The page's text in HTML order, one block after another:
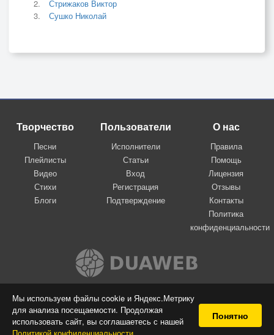
Мы используем файлы cookie и Яндекс.Метрику
для анализа посещаемости. Продолжая
использовать сайт, вы соглашаетесь с нашей
Понятно
Стрижаков Виктор
Сушко Николай
Творчество
Песни
Плейлисты
Видео
Стихи
Блоги
Пользователи
Исполнители
Статьи
Вход
Регистрация
Подтверждение
О нас
Правила
Помощь
Лицензия
Отзывы
Контакты
Политика
конфиденциальности
Вконтакте
© 2009-2026 Я-пою
Музыкальный сайт самовыражения